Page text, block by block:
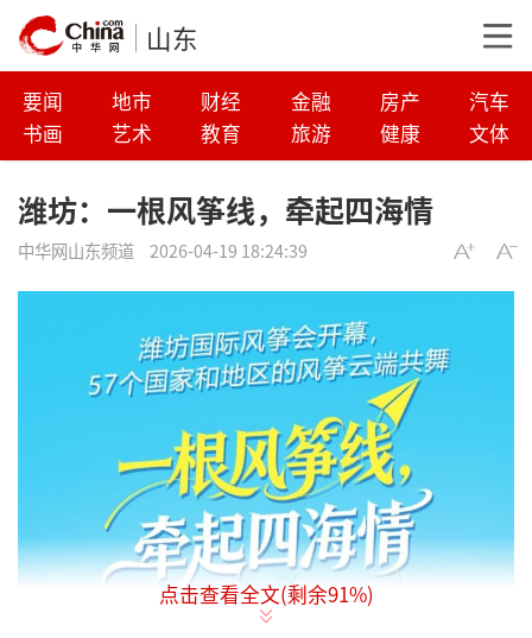
山东
要闻 地市 财经 金融 房产
汽车
书画
艺术 教育 旅游 健康 文体
潍坊：一根风筝线，牵起四海情
中华网山东频道 2026-04-19 18:24:39
点击查看全文(剩余91%)